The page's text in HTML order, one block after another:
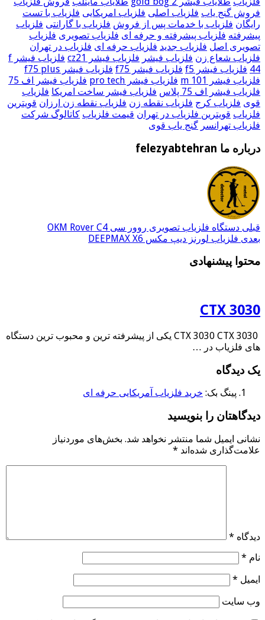
فروش گنج یاب فلزیاب اصلی فلزیاب امریکایی فلزیاب با تست
رایگان فلزیاب با خدمات پس از فروش فلزیاب با گارانتی فلزیاب
پیشرفته فلزیاب پیشرفته و حرفه ای فلزیاب تصویری فلزیاب
تصویری اصل فلزیاب جدید فلزیاب حرفه ای فلزیاب در تهران
فلزیاب شعاع زن فلزیاب فیشر فلزیاب فیشر cz21
فلزیاب فیشر f
44 فلزیاب فیشر f5 فلزیاب فیشر f75
فلزیاب فیشر f75 plus
فلزیاب فیشر m 101
فلزیاب فیشر pro tech
فلزیاب فیشر اف 75
فلزیاب فیشر اف 75 پلاس
فلزیاب فیشر ساخت امریکا فلزیاب
قوی فلزیاب کرج فلزیاب نقطه زن فلزیاب نقطه زن ارزان قویترین
فلزیاب قویترین فلزیاب در تهران قیمت فلزیاب کاتالوگ شرکت
فلزیاب تهرانسر گنج یاب قوی
درباره ما felezyabtehran
قبلی دستگاه فلزیاب تصویری روور سی OKM Rover C4
بعدی فلزیاب لورنز دیپ مکس DEEPMAX X6
محتوا پیشنهادی
CTX 3030
CTX 3030 CTX 3030 یکی از پیشرفته ترین و محبوب ترین دستگاه
های فلزیاب در …
یک دیدگاه
پینگ بک: خرید فلزیاب آمریکایی حرفه ای
دیدگاهتان را بنویسید
نشانی ایمیل شما منتشر نخواهد شد. بخش‌های موردنیاز
علامت‌گذاری شده‌اند *
دیدگاه *
نام *
ایمیل *
وب‌ سایت